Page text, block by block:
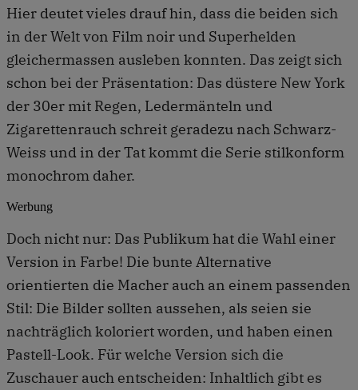
Hier deutet vieles drauf hin, dass die beiden sich
in der Welt von Film noir und Superhelden
gleichermassen ausleben konnten. Das zeigt sich
schon bei der Präsentation: Das düstere New York
der 30er mit Regen, Ledermänteln und
Zigarettenrauch schreit geradezu nach Schwarz-
Weiss und in der Tat kommt die Serie stilkonform
monochrom daher.
Werbung
Doch nicht nur: Das Publikum hat die Wahl einer
Version in Farbe! Die bunte Alternative
orientierten die Macher auch an einem passenden
Stil: Die Bilder sollten aussehen, als seien sie
nachträglich koloriert worden, und haben einen
Pastell-Look. Für welche Version sich die
Zuschauer auch entscheiden: Inhaltlich gibt es